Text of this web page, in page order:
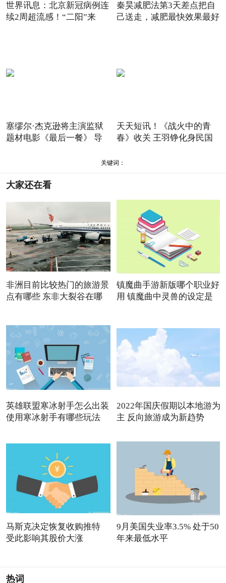
世界讯息：北京新冠病例连
续2周超流感！“二阳”来
秦昊减肥法第3天差点把自
己送走，减肥最快效果最好
塞缪尔·杰克逊将主演监狱
题材电影《最后一餐》 导
天天短讯！《战火中的青
春》收关 王羽铮化身民国
关键词：
大家还在看
非洲目前比较热门的旅游景
点有哪些 东非大裂谷在哪
镇魔曲手游新版哪个职业好
用 镇魔曲中灵兽的设定是
英雄联盟寒冰射手怎么出装
使用寒冰射手有哪些玩法
2022年国庆假期以本地游为
主 反向旅游成为新趋势
马斯克决定恢复收购推特
受此影响其股价大涨
9月美国失业率3.5% 处于50
年来最低水平
热词